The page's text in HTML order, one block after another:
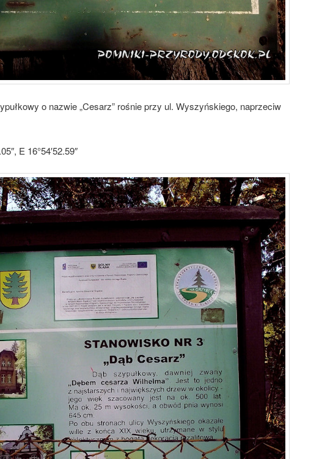
o nazwie „Cesarz” rośnie przy ul. Wyszyńskiego, naprzeciw
E 16°54′52.59″